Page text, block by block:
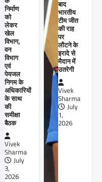
निर्माण
को
लेकर
खेल
विभाग,
वन
विभाग
एवं
पेयजल
निगम के
अधिकारियों
के साथ
की
समीक्षा
बैठक
Vivek
Sharma
July
3,
2026
बाद
भारतीय
टीम जीत
की राह
पर
लौटने के
इरादे से
मैदान में
उतरेगी
Vivek
Sharma
July
1,
2026